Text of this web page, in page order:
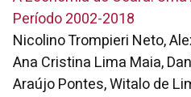
Período 2002-2018
Nicolino Trompieri Neto,
Ana Cristina Lima Maia,
Araújo Pontes, Witalo de